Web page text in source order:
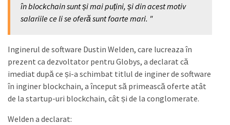
în blockchain sunt și mai puțini, și din acest motiv
salariile ce li se oferă sunt foarte mari. "
Inginerul de software Dustin Welden, care lucreaza în
prezent ca dezvoltator pentru Globys, a declarat că
imediat după ce și-a schimbat titlul de inginer de software
în inginer blockchain, a început să primească oferte atât
de la startup-uri blockchain, cât și de la conglomerate.
Welden a declarat: